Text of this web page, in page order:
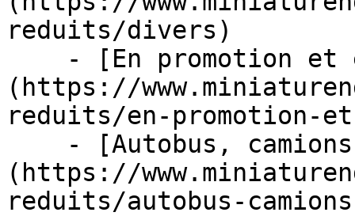
reduits/divers)
(https://
reduits/en-promotion-
(https://
reduits/autobus-